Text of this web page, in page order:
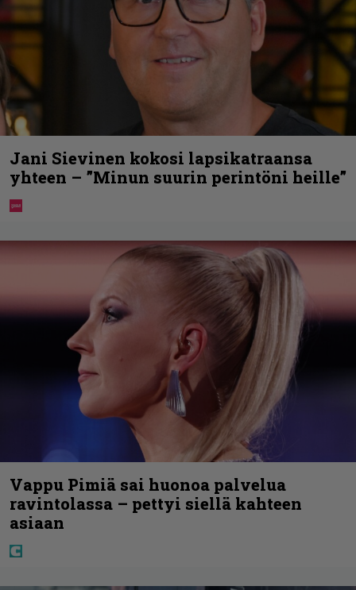
Jani Sievinen kokosi lapsikatraansa
yhteen – ”Minun suurin perintöni heille”
Vappu Pimiä sai huonoa palvelua
ravintolassa – pettyi siellä kahteen
asiaan